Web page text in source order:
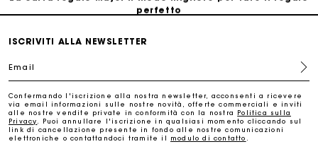
perfetto
Consegna a domicilio offerta entro 2-3 giorni
Paga in 3 rate senza commissioni
Cambi & Resi gratuiti
ISCRIVITI ALLA NEWSLETTER
Email
Confermando l'iscrizione alla nostra newsletter, acconsenti a ricevere
via email informazioni sulle nostre novità, offerte commerciali e inviti
alle nostre vendite private in conformità con la nostra Politica sulla
Privacy
. Puoi annullare l'iscrizione in qualsiasi momento cliccando sul
link di cancellazione presente in fondo alle nostre comunicazioni
elettroniche o contattandoci tramite il modulo di contatto